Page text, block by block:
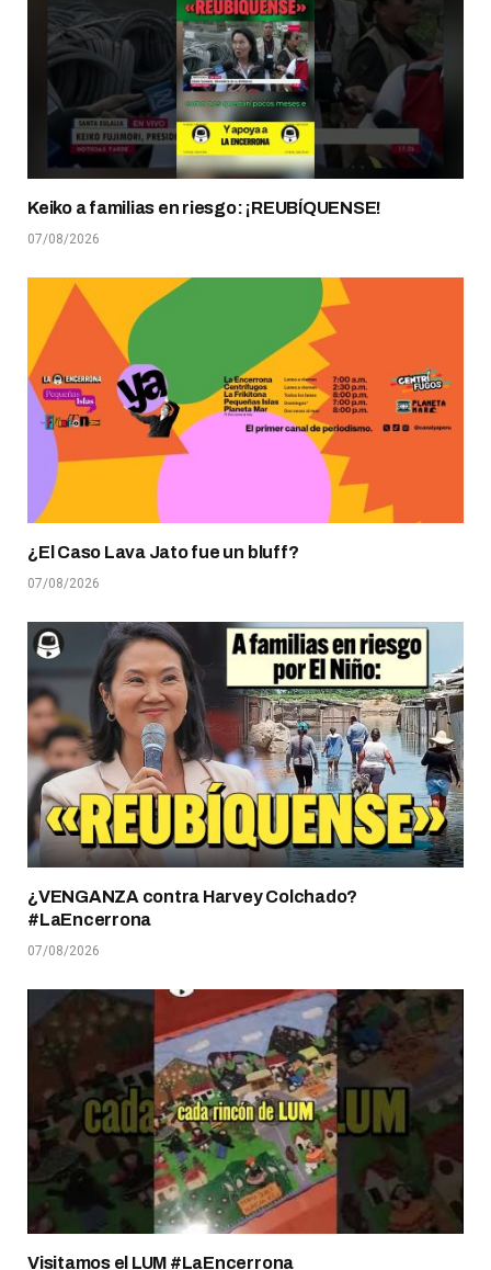
Keiko a familias en riesgo: ¡REUBÍQUENSE!
07/08/2026
¿El Caso Lava Jato fue un bluff?
07/08/2026
¿VENGANZA contra Harvey Colchado?
#LaEncerrona
07/08/2026
Visitamos el LUM #LaEncerrona